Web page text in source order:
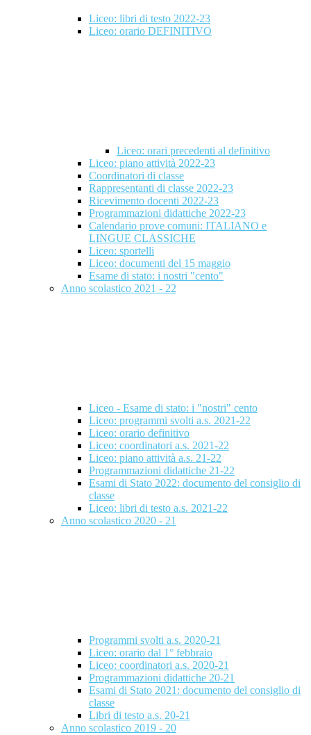
Liceo: libri di testo 2022-23
Liceo: orario DEFINITIVO
Liceo: orari precedenti al definitivo
Liceo: piano attività 2022-23
Coordinatori di classe
Rappresentanti di classe 2022-23
Ricevimento docenti 2022-23
Programmazioni didattiche 2022-23
Calendario prove comuni: ITALIANO e
LINGUE CLASSICHE
Liceo: sportelli
Liceo: documenti del 15 maggio
Esame di stato: i nostri "cento"
Anno scolastico 2021 - 22
Liceo - Esame di stato: i "nostri" cento
Liceo: programmi svolti a.s. 2021-22
Liceo: orario definitivo
Liceo: coordinatori a.s. 2021-22
Liceo: piano attività a.s. 21-22
Programmazioni didattiche 21-22
Esami di Stato 2022: documento del consiglio di
classe
Liceo: libri di testo a.s. 2021-22
Anno scolastico 2020 - 21
Programmi svolti a.s. 2020-21
Liceo: orario dal 1° febbraio
Liceo: coordinatori a.s. 2020-21
Programmazioni didattiche 20-21
Esami di Stato 2021: documento del consiglio di
classe
Libri di testo a.s. 20-21
Anno scolastico 2019 - 20